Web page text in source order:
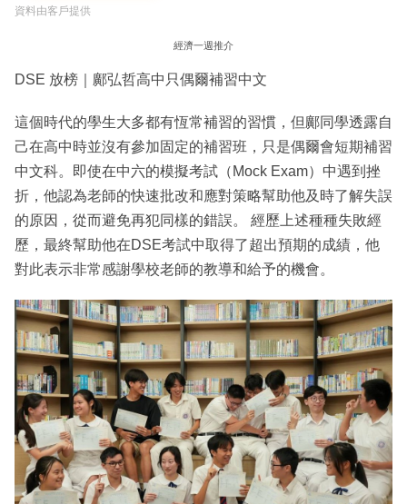
資料由客戶提供
經濟一週推介
DSE 放榜｜鄺弘哲高中只偶爾補習中文
這個時代的學生大多都有恆常補習的習慣，但鄺同學透露自
己在高中時並沒有參加固定的補習班，只是偶爾會短期補習
中文科。即使在中六的模擬考試（Mock Exam）中遇到挫
折，他認為老師的快速批改和應對策略幫助他及時了解失誤
的原因，從而避免再犯同樣的錯誤。 經歷上述種種失敗經
歷，最終幫助他在DSE考試中取得了超出預期的成績，他
對此表示非常感謝學校老師的教導和給予的機會。